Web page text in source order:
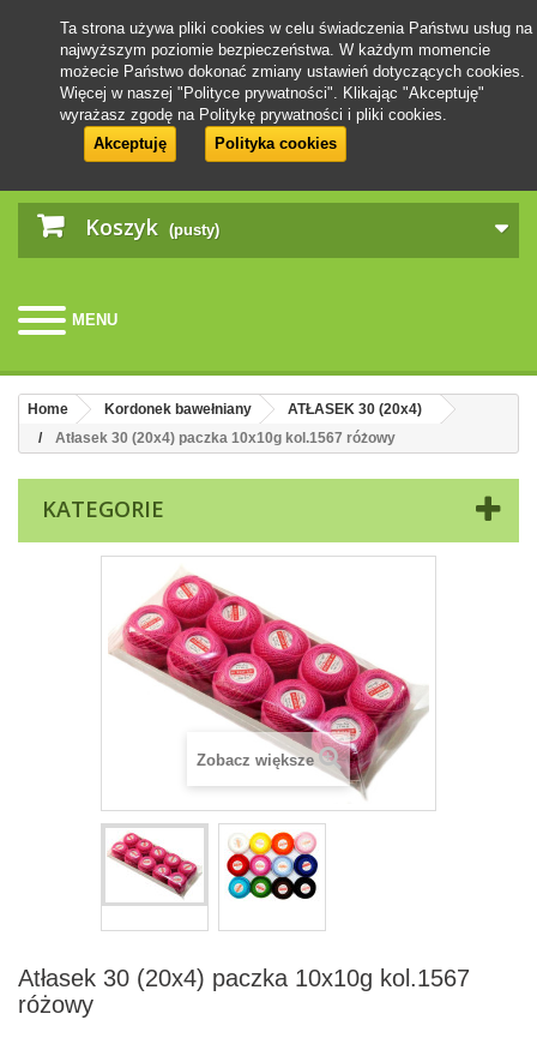
Koszyk (pusty)
MENU
Ta strona używa pliki cookies w celu świadczenia Państwu usług na
najwyższym poziomie bezpieczeństwa. W każdym momencie
możecie Państwo dokonać zmiany ustawień dotyczących cookies.
Więcej w naszej "Polityce prywatności". Klikając "Akceptuję"
wyrażasz zgodę na Politykę prywatności i pliki cookies.
Akceptuję
Polityka cookies
Home Kordonek bawełniany
ATŁASEK 30 (20x4)
Atłasek 30 (20x4) paczka 10x10g kol.1567 różowy
KATEGORIE
Zobacz większe
Atłasek 30 (20x4) paczka 10x10g kol.1567
różowy